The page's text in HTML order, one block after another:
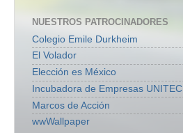
NUESTROS PATROCINADORES
Colegio Emile Durkheim
El Volador
Elección es México
Incubadora de Empresas UNITEC
Marcos de Acción
wwWallpaper